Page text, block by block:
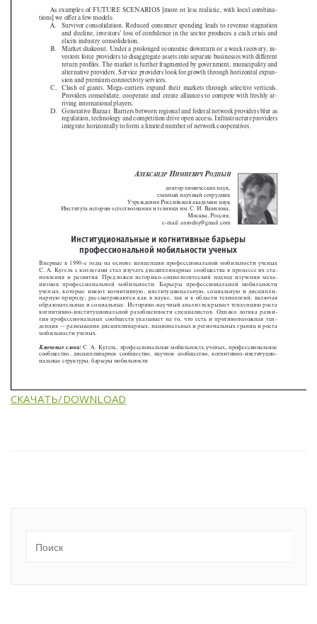
СКАЧАТЬ/DOWNLOAD